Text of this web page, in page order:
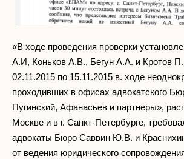
«В ходе проведения проверки
А.И, Коньков А.В., Бегун А.А. и Кротов
02.11.2015 по 15.11.2015 в. ходе
проходивших в офисах адвокатского
Пугинский, Афанасьев и партнеры»,
Москве и в г. Санкт-Петербурге,
адвокаты Бюро Саввин Ю.В. и
от ведения юридического